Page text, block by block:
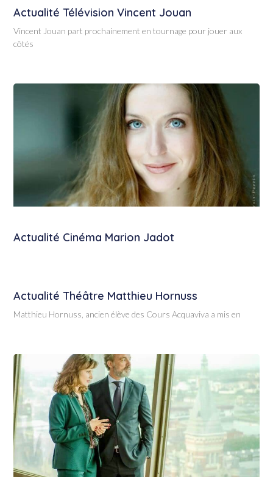
Actualité Télévision Vincent Jouan
Vincent Jouan part prochainement en tournage pour jouer aux
côtés
Actualité Cinéma Marion Jadot
Actualité Théâtre Matthieu Hornuss
Matthieu Hornuss, ancien élève des Cours Acquaviva a mis en